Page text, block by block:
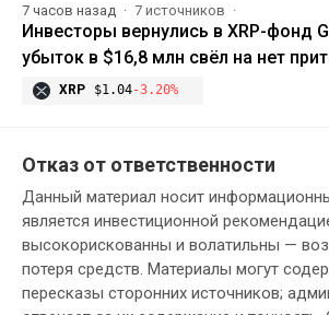
7 часов назад 7 источников
Инвесторы вернулись в XRP-фонд
убыток в $16,8 млн свёл на нет
XRP $1.04-3.20%
Отказ от ответственности
Данный материал носит
является инвестиционной
высокорискованны и волатильны —
потеря средств. Материалы могут
пересказы сторонних источников;